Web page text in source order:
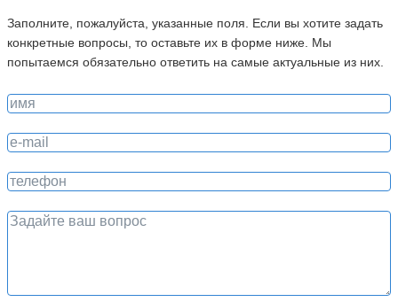
Заполните, пожалуйста, указанные поля. Если вы хотите задать
конкретные вопросы, то оставьте их в форме ниже. Мы
попытаемся обязательно ответить на самые актуальные из них.